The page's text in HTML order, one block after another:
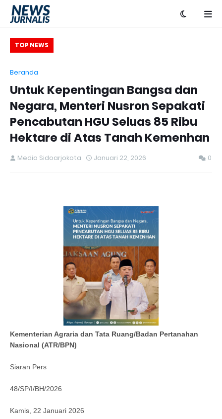
TOP NEWS
BPN, Menteri
Pelayanan
Beranda
Untuk Kepentingan Bangsa dan
Negara, Menteri Nusron Sepakati
Pencabutan HGU Seluas 85 Ribu
Hektare di Atas Tanah Kemenhan
Media Sidoarjokota Januari 22, 2026 0
Kementerian Agraria dan Tata Ruang/Badan Pertanahan
Nasional (ATR/BPN)
Siaran Pers
48/SP/I/BH/2026
Kamis, 22 Januari 2026